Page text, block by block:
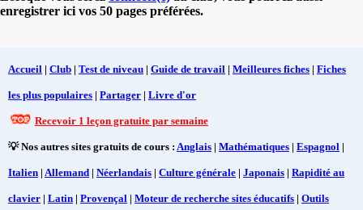
enregistrer ici vos 50 pages préférées.
Accueil | Club | Test de niveau | Guide de travail | Meilleures fiches | Fiches
les plus populaires | Partager | Livre d'or
Recevoir 1 leçon gratuite par semaine
💡 Nos autres sites gratuits de cours : Anglais | Mathématiques | Espagnol |
Italien | Allemand | Néerlandais | Culture générale | Japonais | Rapidité au
clavier | Latin | Provençal | Moteur de recherche sites éducatifs | Outils